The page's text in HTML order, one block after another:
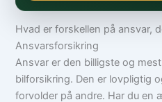
Hvad er forskellen på ansvar,
Ansvarsforsikring
Ansvar er den billigste og
bilforsikring. Den er lovpligtig
forvolder på andre. Har du en